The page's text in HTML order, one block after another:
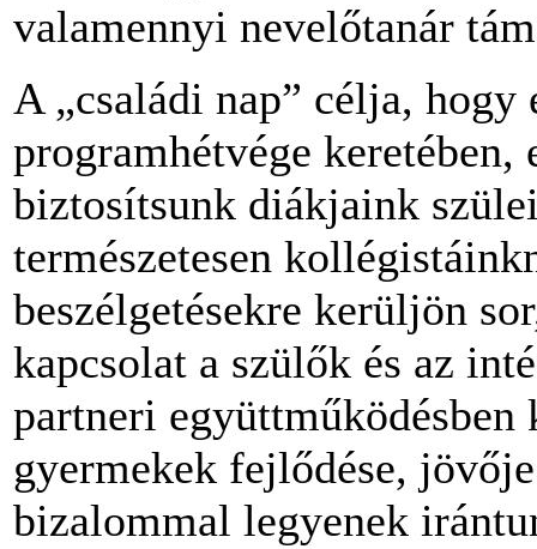
valamennyi nevelőtanár
A „családi nap” célja,
programhétvége keretében,
biztosítsunk diákjaink
természetesen
beszélgetésekre kerüljön
kapcsolat a szülők és az
partneri
gyermekek fejlődése,
bizalommal legyenek